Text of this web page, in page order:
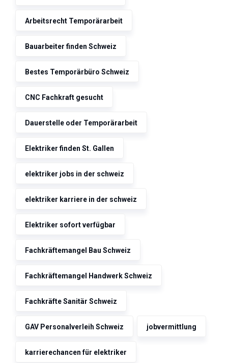
Arbeitsrecht Temporärarbeit
Bauarbeiter finden Schweiz
Bestes Temporärbüro Schweiz
CNC Fachkraft gesucht
Dauerstelle oder Temporärarbeit
Elektriker finden St. Gallen
elektriker jobs in der schweiz
elektriker karriere in der schweiz
Elektriker sofort verfügbar
Fachkräftemangel Bau Schweiz
Fachkräftemangel Handwerk Schweiz
Fachkräfte Sanitär Schweiz
GAV Personalverleih Schweiz jobvermittlung
karrierechancen für elektriker